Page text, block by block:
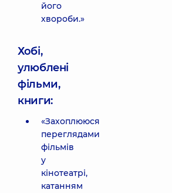
його
хвороби.»
Хобі,
улюблені
фільми,
книги:
«Захоплююся
переглядами
фільмів
у
кінотеатрі,
катанням